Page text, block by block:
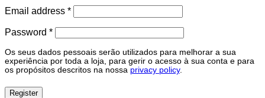
Email address *Required
Password *Required
Os seus dados pessoais serão utilizados para melhorar a sua
experiência por toda a loja, para gerir o acesso à sua conta e para
os propósitos descritos na nossa privacy policy.
Register